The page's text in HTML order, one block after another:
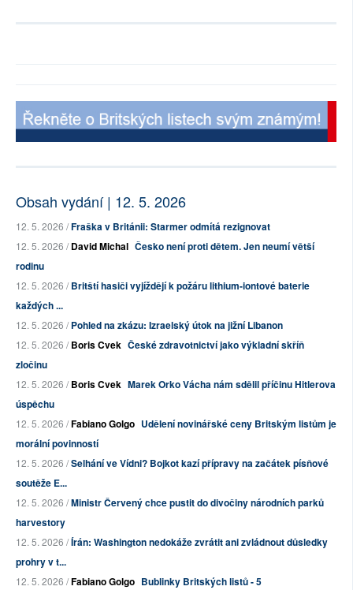
Obsah vydání | 12. 5. 2026
12. 5. 2026 /Fraška v Británii: Starmer odmítá rezignovat
12. 5. 2026 /David Michal Česko není proti dětem. Jen neumí větší
rodinu
12. 5. 2026 /Britští hasiči vyjíždějí k požáru lithium-iontové baterie
každých ...
12. 5. 2026 /Pohled na zkázu: Izraelský útok na jižní Libanon
12. 5. 2026 /Boris Cvek České zdravotnictví jako výkladní skříň
zločinu
12. 5. 2026 /Boris Cvek Marek Orko Vácha nám sdělil příčinu Hitlerova
úspěchu
12. 5. 2026 /Fabiano Golgo Udělení novinářské ceny Britským listům je
morální povinností
12. 5. 2026 /Selhání ve Vídni? Bojkot kazí přípravy na začátek písňové
soutěže E...
12. 5. 2026 /Ministr Červený chce pustit do divočiny národních parků
harvestory
12. 5. 2026 /Írán: Washington nedokáže zvrátit ani zvládnout důsledky
prohry v t...
12. 5. 2026 /Fabiano Golgo Bublinky Britských listů - 5